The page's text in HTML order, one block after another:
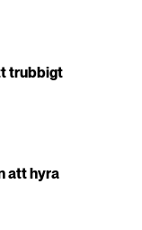
trubbigt
att hyra